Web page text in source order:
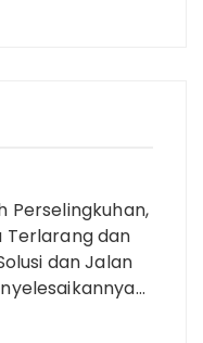
Perselingkuhan,
Terlarang dan
dan Jalan